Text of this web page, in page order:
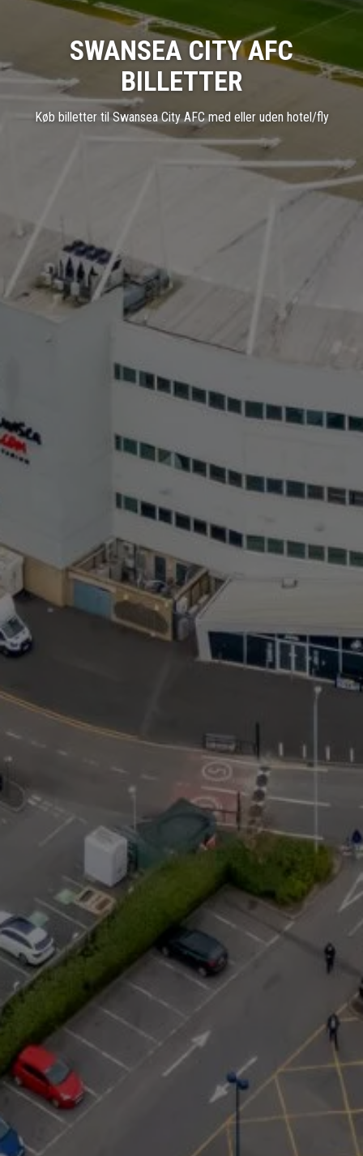
SWANSEA CITY AFC
BILLETTER
Køb billetter til Swansea City AFC med eller uden hotel/fly